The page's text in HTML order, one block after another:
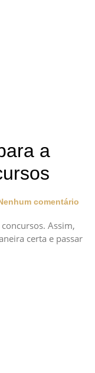
a
comentário
Assim,
certa e passar